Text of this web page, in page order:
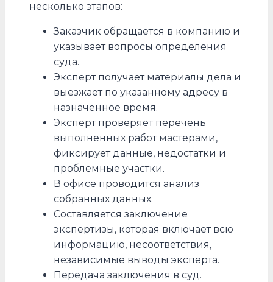
несколько этапов:
Заказчик обращается в компанию и
указывает вопросы определения
суда.
Эксперт получает материалы дела и
выезжает по указанному адресу в
назначенное время.
Эксперт проверяет перечень
выполненных работ мастерами,
фиксирует данные, недостатки и
проблемные участки.
В офисе проводится анализ
собранных данных.
Составляется заключение
экспертизы, которая включает всю
информацию, несоответствия,
независимые выводы эксперта.
Передача заключения в суд.